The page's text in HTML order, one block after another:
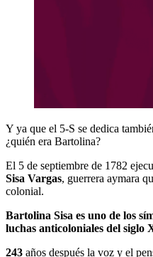
Y ya que el 5-S se dedica
¿quién era Bartolina?
El 5 de septiembre de 1782
Sisa Vargas, guerrera aymara
colonial.
Bartolina Sisa es uno de los
luchas anticoloniales del
243 años después la voz y el